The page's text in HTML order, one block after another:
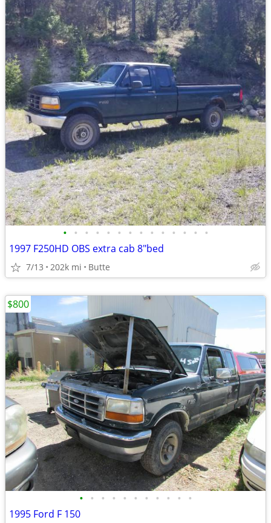
• • • • • • • • • • • • • •
1997 F250HD OBS extra cab 8"bed
7/13 202k mi Butte
• • • • • • • • • • •
1995 Ford F 150
$800